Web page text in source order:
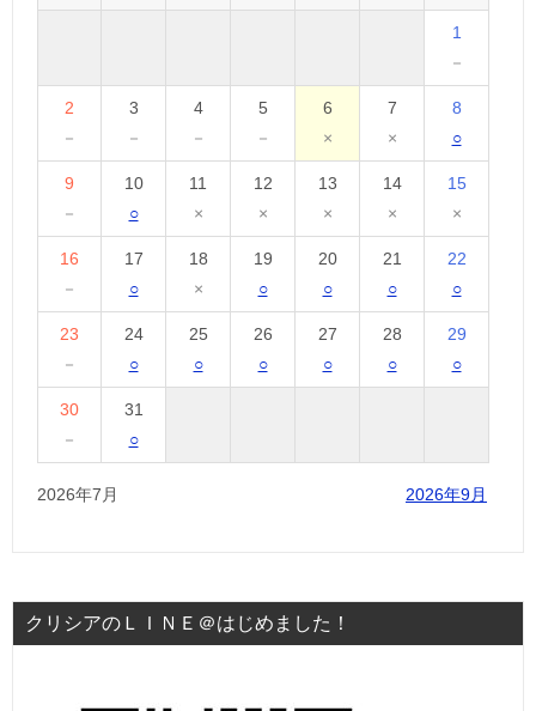
1
－
2
－
3
－
4
－
5
－
6
×
7
×
8
○
9
－
10
○
11
×
12
×
13
×
14
×
15
×
16
－
17
○
18
×
19
○
20
○
21
○
22
○
23
－
24
○
25
○
26
○
27
○
28
○
29
○
30
－
31
○
2026年7月 2026年9月
クリシアのＬＩＮＥ＠はじめました！